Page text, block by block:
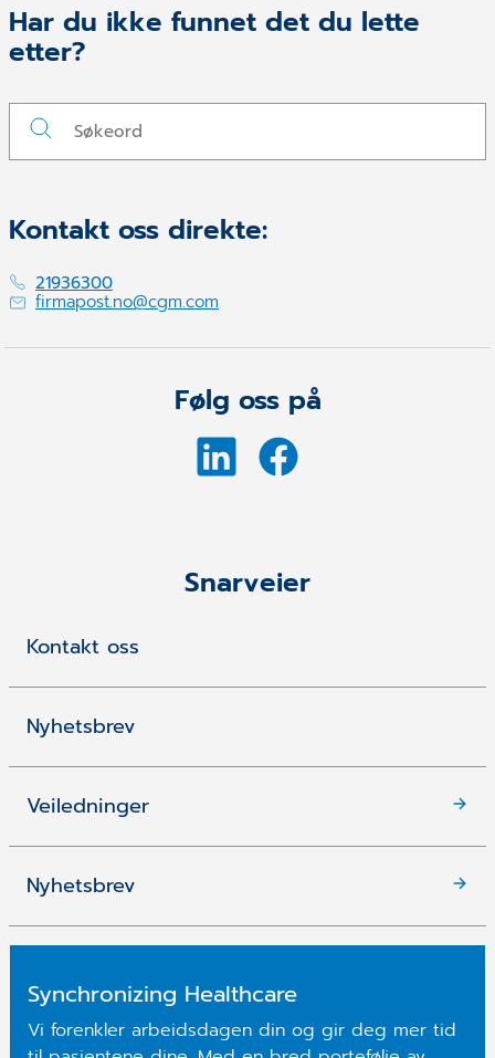
Har du ikke funnet det du lette
etter?
Kontakt oss direkte:
21936300
firmapost.no@cgm.com
Følg oss på
Snarveier
Kontakt oss
Nyhetsbrev
Veiledninger
Nyhetsbrev
Synchronizing Healthcare
Vi forenkler arbeidsdagen din og gir deg mer tid